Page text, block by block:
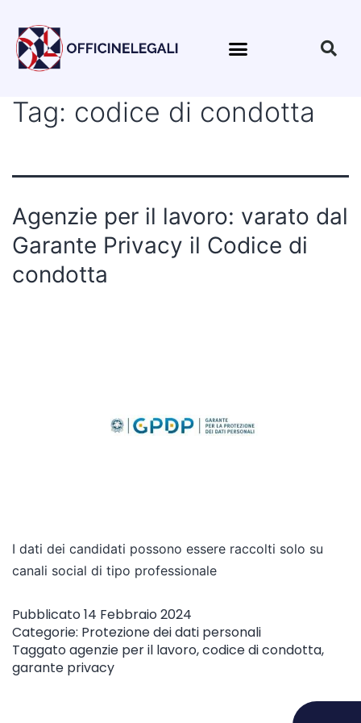
Tag: codice di condotta
Agenzie per il lavoro: varato dal
Garante Privacy il Codice di
condotta
I dati dei candidati possono essere raccolti solo su
canali social di tipo professionale
Pubblicato14 Febbraio 2024
Categorie: Protezione dei dati personali
Taggatoagenzie per il lavoro,codice di condotta,
garante privacy